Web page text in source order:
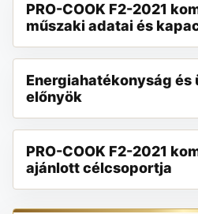
PRO-COOK F2-2021
műszaki adatai és
Energiahatékonyság és
előnyök
PRO-COOK F2-2021
ajánlott célcsoportja